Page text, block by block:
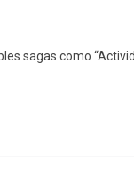
sagas como